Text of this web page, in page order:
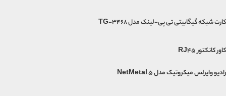
کارت شبکه گیگابیتی تی پی-لینک مدل TG-3468
کاور کانکتور RJ45
رادیو وایرلس میکروتیک مدل NetMetal 5